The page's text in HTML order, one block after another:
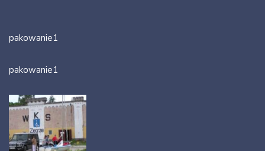
pakowanie1
pakowanie1